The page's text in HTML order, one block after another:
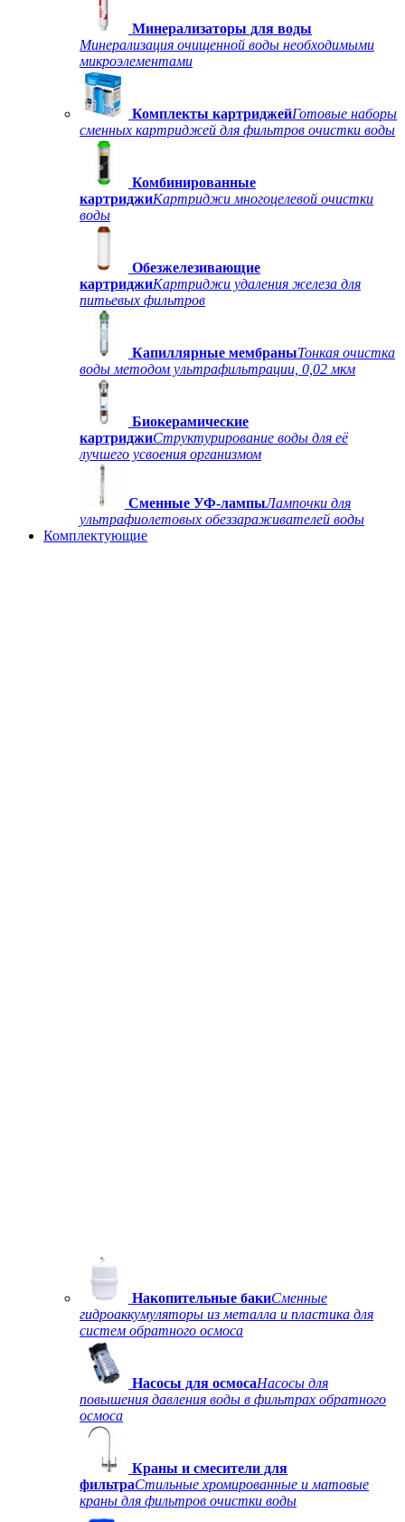
Минерализаторы для воды
Минерализация очищенной воды необходимыми
микроэлементами
Комплекты картриджейГотовые наборы
сменных картриджей для фильтров очистки воды
Комбинированные
картриджиКартриджи многоцелевой очистки
воды
Обезжелезивающие
картриджиКартриджи удаления железа для
питьевых фильтров
Капиллярные мембраныТонкая очистка
воды методом ультрафильтрации, 0,02 мкм
Биокерамические
картриджиСтруктурирование воды для её
лучшего усвоения организмом
Сменные УФ-лампыЛампочки для
ультрафиолетовых обеззараживателей воды
Комплектующие
Накопительные бакиСменные
гидроаккумуляторы из металла и пластика для
систем обратного осмоса
Насосы для осмосаНасосы для
повышения давления воды в фильтрах обратного
осмоса
Краны и смесители для
фильтраСтильные хромированные и матовые
краны для фильтров очистки воды